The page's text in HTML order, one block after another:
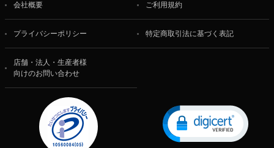
会社概要 ご利用規約
プライバシーポリシー 特定商取引法に基づく表記
店舗・法人・生産者様
向けのお問い合わせ